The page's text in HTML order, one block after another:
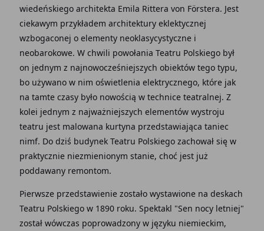
wiedeńskiego architekta Emila Rittera von Förstera. Jest
ciekawym przykładem architektury eklektycznej
wzbogaconej o elementy neoklasycystyczne i
neobarokowe. W chwili powołania Teatru Polskiego był
on jednym z najnowocześniejszych obiektów tego typu,
bo używano w nim oświetlenia elektrycznego, które jak
na tamte czasy było nowością w technice teatralnej. Z
kolei jednym z najważniejszych elementów wystroju
teatru jest malowana kurtyna przedstawiająca taniec
nimf. Do dziś budynek Teatru Polskiego zachował się w
praktycznie niezmienionym stanie, choć jest już
poddawany remontom.
Pierwsze przedstawienie zostało wystawione na deskach
Teatru Polskiego w 1890 roku. Spektakl "Sen nocy letniej"
został wówczas poprowadzony w języku niemieckim,